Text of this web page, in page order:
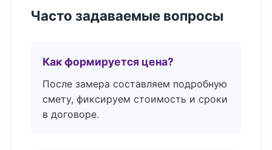
Часто задаваемые вопросы
Как формируется цена?
После замера составляем подробную
смету, фиксируем стоимость и сроки
в договоре.